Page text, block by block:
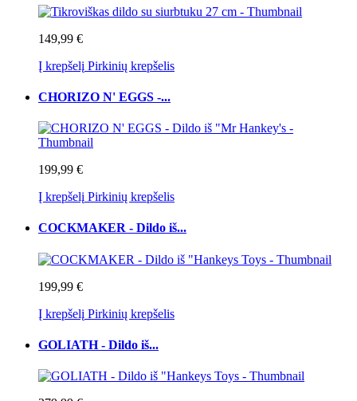
149,99 €
Į krepšelį Pirkinių krepšelis
CHORIZO N' EGGS -...
199,99 €
Į krepšelį Pirkinių krepšelis
COCKMAKER - Dildo iš...
199,99 €
Į krepšelį Pirkinių krepšelis
GOLIATH - Dildo iš...